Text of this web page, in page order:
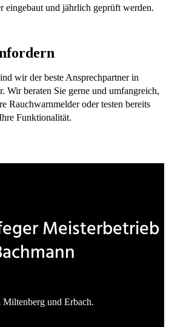
eingebaut und jährlich geprüft werden.
wir der beste Ansprechpartner in
Wir beraten Sie gerne und umfangreich,
Rauchwarnmelder oder testen bereits
Funktionalität.
Meisterbetrieb
und Erbach.